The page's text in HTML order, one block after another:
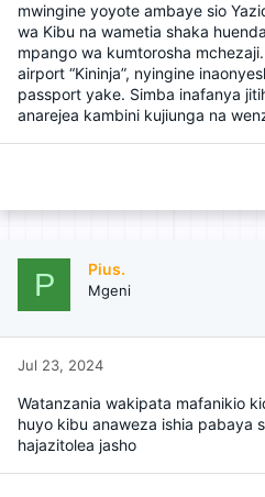
mwingine yoyote ambaye sio
wa Kibu na wametia shaka
mpango wa kumtorosha
airport “Kininja”, nyingine
passport yake. Simba inafanya
anarejea kambini kujiunga na
P Pius.
Mgeni
Jul 23, 2024
Watanzania wakipata mafanikio
huyo kibu anaweza ishia pabaya
hajazitolea jasho